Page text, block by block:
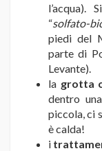
l’acqua).
“solfato-
piedi del
parte di
Levante).
la grotta
dentro
piccola, ci
è calda!
i